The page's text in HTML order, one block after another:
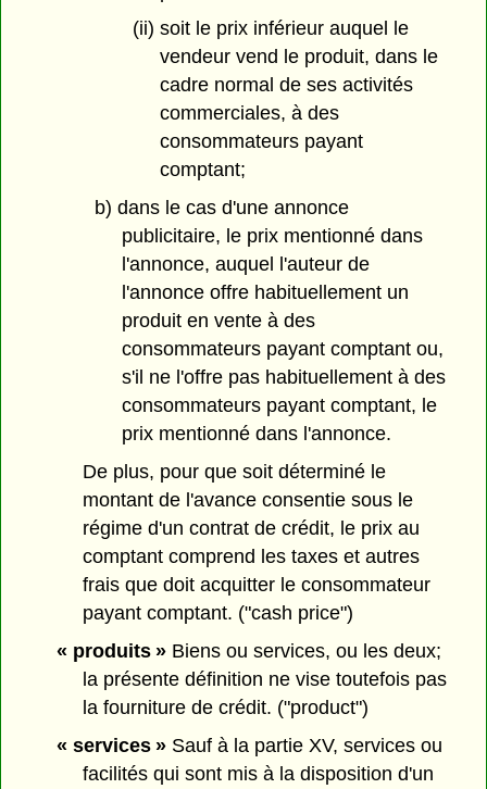
(ii) soit le prix inférieur auquel le
vendeur vend le produit, dans le
cadre normal de ses activités
commerciales, à des
consommateurs payant
comptant;
b) dans le cas d'une annonce
publicitaire, le prix mentionné dans
l'annonce, auquel l'auteur de
l'annonce offre habituellement un
produit en vente à des
consommateurs payant comptant ou,
s'il ne l'offre pas habituellement à des
consommateurs payant comptant, le
prix mentionné dans l'annonce.
De plus, pour que soit déterminé le
montant de l'avance consentie sous le
régime d'un contrat de crédit, le prix au
comptant comprend les taxes et autres
frais que doit acquitter le consommateur
payant comptant. ("cash price")
« produits »Biens ou services, ou les deux;
la présente définition ne vise toutefois pas
la fourniture de crédit. ("product")
« services »Sauf à la partie XV, services ou
facilités qui sont mis à la disposition d'un